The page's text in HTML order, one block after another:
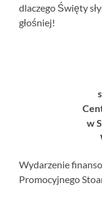
dlaczego Święty
głośniej!
w
Wydarzenie
Promocyjnego